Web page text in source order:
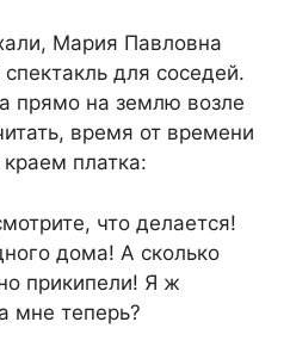
Мария Павловна
для соседей.
прямо на землю возле
время от времени
платка:
что делается!
дома! А сколько
прикипели! Я ж
мне теперь?